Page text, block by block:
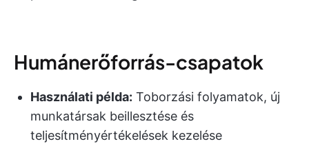
Humánerőforrás-csapatok
Használati példa: Toborzási folyamatok, új
munkatársak beillesztése és
teljesítményértékelések kezelése